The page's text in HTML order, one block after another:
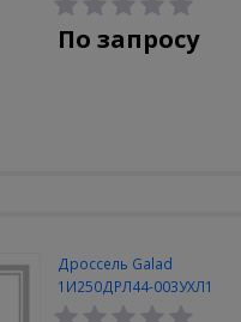
По запросу
Дроссель Galad
1И250ДРЛ44-003УХЛ1
закрытый (Кадошкино)